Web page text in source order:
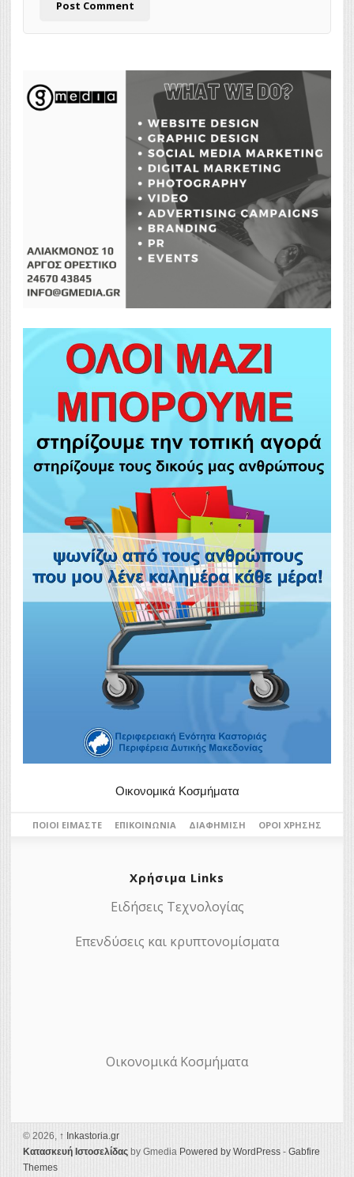
Οικονομικά Κοσμήματα
ΠΟΙΟΙ ΕΊΜΑΣΤΕ ΕΠΙΚΟΙΝΩΝΊΑ ΔΙΑΦΉΜΙΣΗ ΌΡΟΙ ΧΡΉΣΗΣ
Χρήσιμα Links
Ειδήσεις Τεχνολογίας
Επενδύσεις και κρυπτονομίσματα
Οικονομικά Κοσμήματα
© 2026, ↑ Ιnkastoria.gr
Κατασκευή Ιστοσελίδας by Gmedia Powered by WordPress - Gabfire
Themes